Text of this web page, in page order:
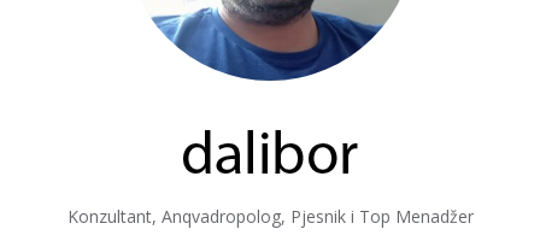
Konzultant, Anqvadropolog, Pjesnik i Top Menadžer